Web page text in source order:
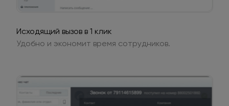
Исходящий вызов в 1 клик
Удобно и экономит время сотрудников.